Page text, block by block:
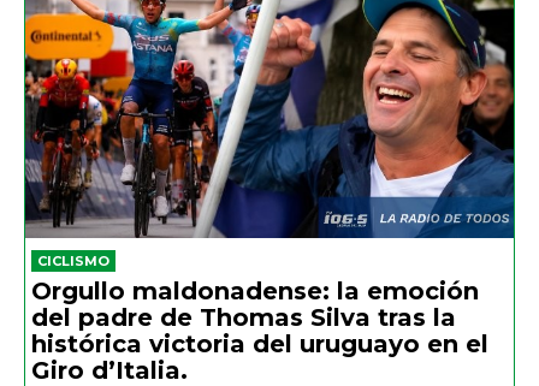
CICLISMO
Orgullo maldonadense: la emoción
del padre de Thomas Silva tras la
histórica victoria del uruguayo en el
Giro d’Italia.